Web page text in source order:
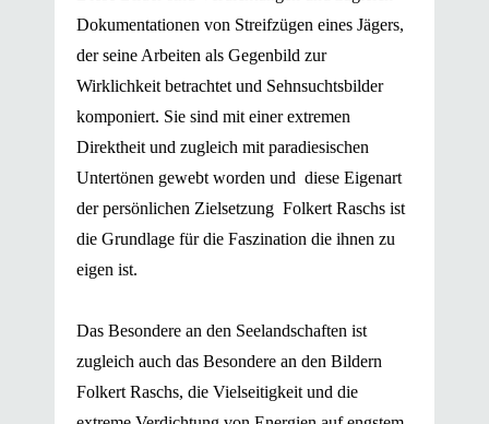
Dokumentationen von Streifzügen eines Jägers,
der seine Arbeiten als Gegenbild zur
Wirklichkeit betrachtet und Sehnsuchtsbilder
komponiert. Sie sind mit einer extremen
Direktheit und zugleich mit paradiesischen
Untertönen gewebt worden und diese Eigenart
der persönlichen Zielsetzung Folkert Raschs ist
die Grundlage für die Faszination die ihnen zu
eigen ist.
Das Besondere an den Seelandschaften ist
zugleich auch das Besondere an den Bildern
Folkert Raschs, die Vielseitigkeit und die